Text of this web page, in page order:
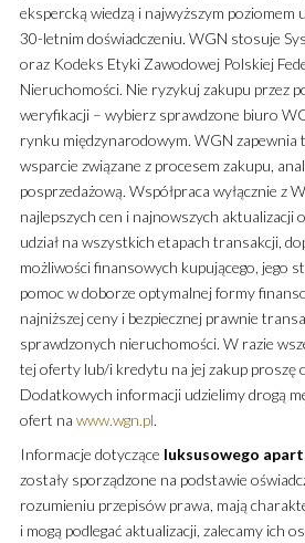
ekspercką wiedzą i najwyższym poziomem
30-letnim doświadczeniu. WGN stosuje
oraz Kodeks Etyki Zawodowej Polskiej
Nieruchomości. Nie ryzykuj zakupu przez
weryfikacji – wybierz sprawdzone biuro
rynku międzynarodowym. WGN zapewnia
wsparcie związane z procesem zakupu,
posprzedażową. Współpraca wyłącznie z
najlepszych cen i najnowszych aktualizacji
udział na wszystkich etapach transakcji,
możliwości finansowych kupującego, jego
pomoc w doborze optymalnej formy
najniższej ceny i bezpiecznej prawnie
sprawdzonych nieruchomości. W razie
tej oferty lub/i kredytu na jej zakup proszę
Dodatkowych informacji udzielimy drogą
ofert na www.wgn.pl.
Informacje dotyczące luksusowego
zostały sporządzone na podstawie
rozumieniu przepisów prawa, mają
i mogą podlegać aktualizacji, zalecamy ich